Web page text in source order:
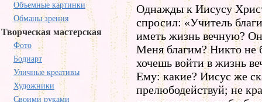
Объемные картинки
Обманы зрения
Творческая мастерская
Фото
Бодиарт
Уличные креативы
Художники
Своими руками
Однажды к Иисусу
спросил: «Учитель
иметь жизнь вечную?
Меня благим? Никто не
хочешь войти в жизнь
Ему: какие? Иисус же
прелюбодействуй; не